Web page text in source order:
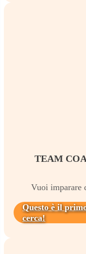
TEAM
Vuoi imparare
Questo è il
cerca!